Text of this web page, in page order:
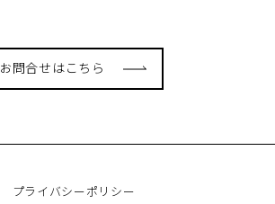
お問合せはこちら
プライバシーポリシー